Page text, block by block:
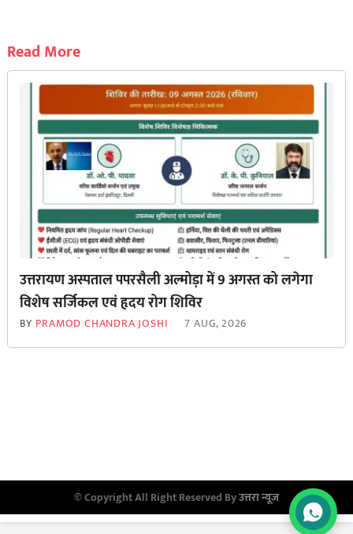
Read More
उत्तरायण अस्पताल पपरसैली अल्मोड़ा में 9 अगस्त को लगेगा
विशेष सर्जिकल एवं हृदय रोग शिविर
BY PRAMOD CHANDRA JOSHI 7 AUG, 2026
© Copyright All Right Reserved Byउत्तरा न्यूज